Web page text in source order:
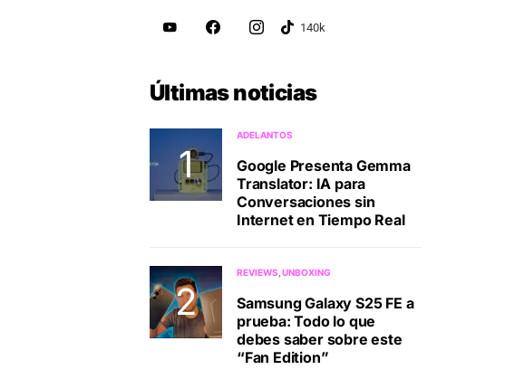
Últimas noticias
ADELANTOS
Google Presenta Gemma
Translator: IA para
Conversaciones sin
Internet en Tiempo Real
REVIEWS UNBOXING
Samsung Galaxy S25 FE a
prueba: Todo lo que
debes saber sobre este
“Fan Edition”